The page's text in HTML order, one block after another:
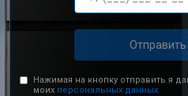
Отправить
Нажимая на кнопку отправить я
моих персональных данных.